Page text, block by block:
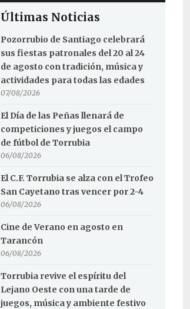
Últimas Noticias
Pozorrubio de Santiago celebrará
sus fiestas patronales del 20 al 24
de agosto con tradición, música y
actividades para todas las edades
07/08/2026
El Día de las Peñas llenará de
competiciones y juegos el campo
de fútbol de Torrubia
06/08/2026
El C.F. Torrubia se alza con el Trofeo
San Cayetano tras vencer por 2-4
06/08/2026
Cine de Verano en agosto en
Tarancón
06/08/2026
Torrubia revive el espíritu del
Lejano Oeste con una tarde de
juegos, música y ambiente festivo